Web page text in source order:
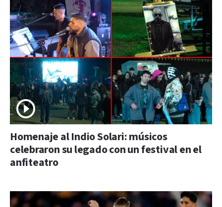
Homenaje al Indio Solari: músicos
celebraron su legado con un festival en el
anfiteatro